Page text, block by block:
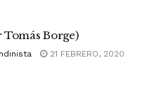
Borge)
21 FEBRERO, 2020